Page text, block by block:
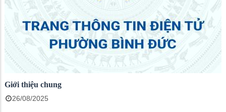
Giới thiệu chung
26/08/2025